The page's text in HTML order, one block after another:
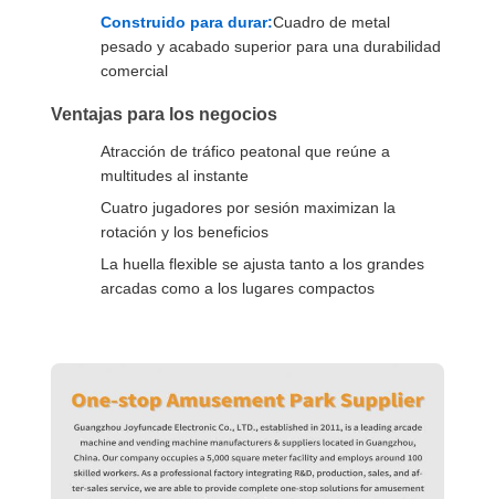
Construido para durar:Cuadro de metal
pesado y acabado superior para una durabilidad
comercial
Ventajas para los negocios
Atracción de tráfico peatonal que reúne a
multitudes al instante
Cuatro jugadores por sesión maximizan la
rotación y los beneficios
La huella flexible se ajusta tanto a los grandes
arcadas como a los lugares compactos